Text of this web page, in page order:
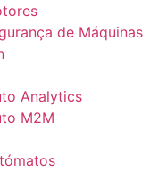
de Máquinas
Analytics
M2M